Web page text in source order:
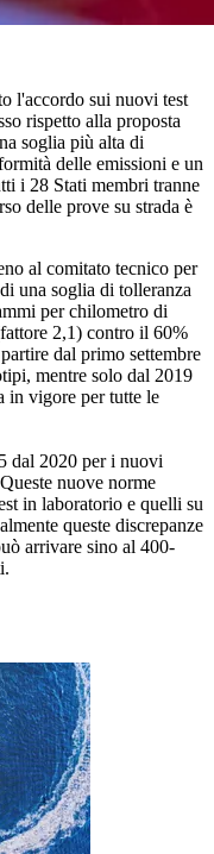
l'accordo sui nuovi test
rispetto alla proposta
soglia più alta di
delle emissioni e un
i 28 Stati membri tranne
delle prove su strada è
al comitato tecnico per
una soglia di tolleranza
per chilometro di
2,1) contro il 60%
dal primo settembre
mentre solo dal 2019
in vigore per tutte le
dal 2020 per i nuovi
nuove norme
in laboratorio e quelli su
queste discrepanze
arrivare sino al 400-